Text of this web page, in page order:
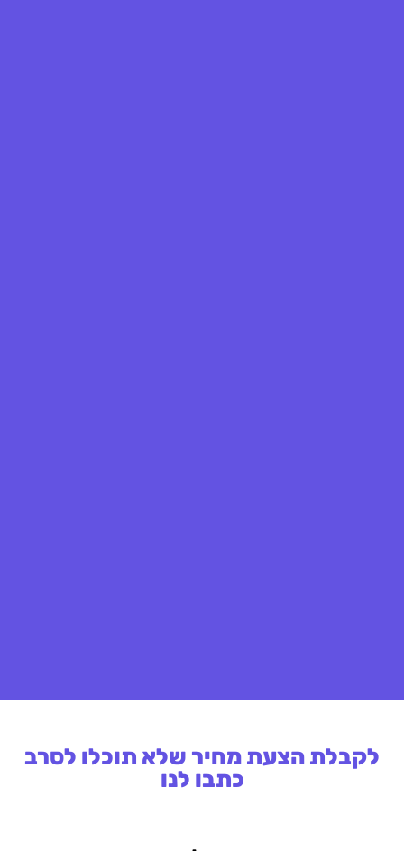
לקבלת הצעת מחיר שלא תוכלו לסרב
כתבו לנו